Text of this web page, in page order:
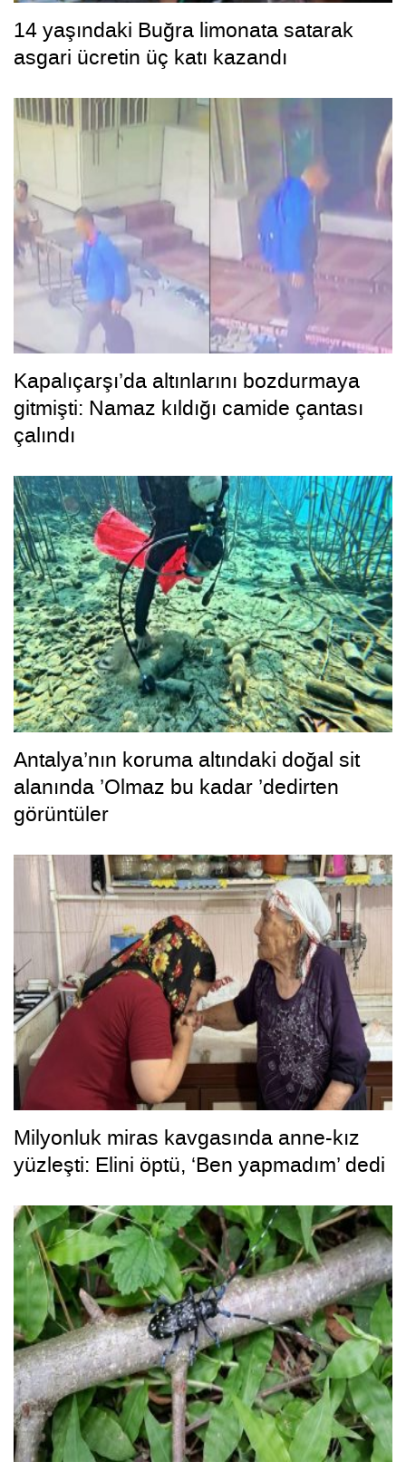
14 yaşındaki Buğra limonata satarak
asgari ücretin üç katı kazandı
Kapalıçarşı’da altınlarını bozdurmaya
gitmişti: Namaz kıldığı camide çantası
çalındı
Antalya’nın koruma altındaki doğal sit
alanında ’Olmaz bu kadar ’dedirten
görüntüler
Milyonluk miras kavgasında anne-kız
yüzleşti: Elini öptü, ‘Ben yapmadım’ dedi